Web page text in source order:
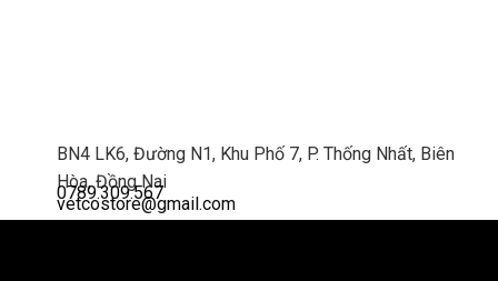
BN4 LK6, Đường N1, Khu Phố 7, P. Thống Nhất, Biên
Hòa, Đồng Nai
0789.309.567
vetcostore@gmail.com